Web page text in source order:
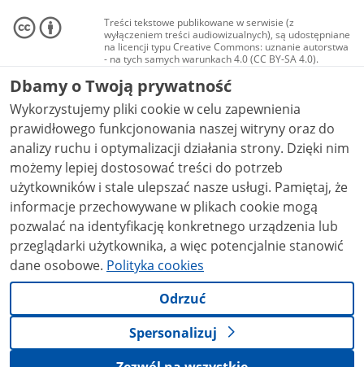
Treści tekstowe publikowane w serwisie (z
wyłączeniem treści audiowizualnych), są udostępniane
na licencji typu Creative Commons: uznanie autorstwa
- na tych samych warunkach 4.0 (CC BY-SA 4.0).
Materiały audiowizualne, w tym zdjęcia, materiały
audio i wideo, są udostępniane na licencji typu
Creative Commons: uznanie autorstwa użycie
niekomercyjne - bez utworów zależnych 4.0 (CC BY-
NC-ND 4.0), o ile nie jest to stwierdzone inaczej.
Dbamy o Twoją prywatność
Wykorzystujemy pliki cookie w celu zapewnienia
prawidłowego funkcjonowania naszej witryny oraz do
analizy ruchu i optymalizacji działania strony. Dzięki nim
możemy lepiej dostosować treści do potrzeb
użytkowników i stale ulepszać nasze usługi. Pamiętaj, że
informacje przechowywane w plikach cookie mogą
pozwalać na identyfikację konkretnego urządzenia lub
przeglądarki użytkownika, a więc potencjalnie stanowić
dane osobowe. Polityka cookies
Odrzuć
Spersonalizuj